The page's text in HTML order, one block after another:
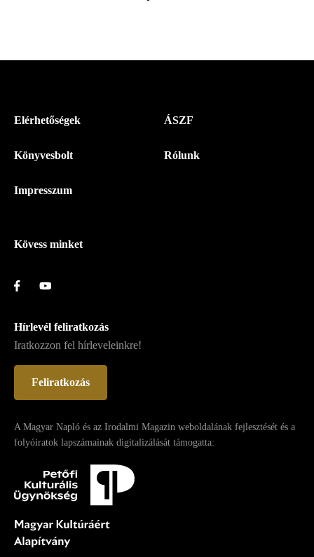
Menü
Magyar
-
Elérhetőségek
Könyvesbolt
Impresszum
ÁSZF
Rólunk
Kövess minket
Hírlevél feliratkozás
Iratkozzon fel hírleveleinkre!
Feliratkozás
A Magyar Napló és az Irodalmi Magazin weboldalának fejlesztését és a
folyóiratok lapszámainak digitalizálását támogatta: